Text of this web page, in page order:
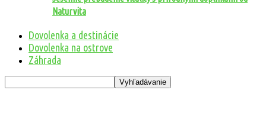
Naturvita
Dovolenka a destinácie
Dovolenka na ostrove
Záhrada